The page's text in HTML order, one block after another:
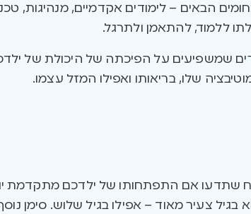
הבאים – לימודים אקדמיים, מנהיגות,
ללמוד, להתאמן ולתרגל.
שמשפיעים על הפיכתה של היכולת של
שלו, בריאותו ואפילו המזל עצמו.
שתדעו אם התפתחותו של ילדכם מתקדמת
צעיר מאוד – אפילו בגיל שלוש. סימן